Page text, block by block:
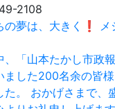
2108